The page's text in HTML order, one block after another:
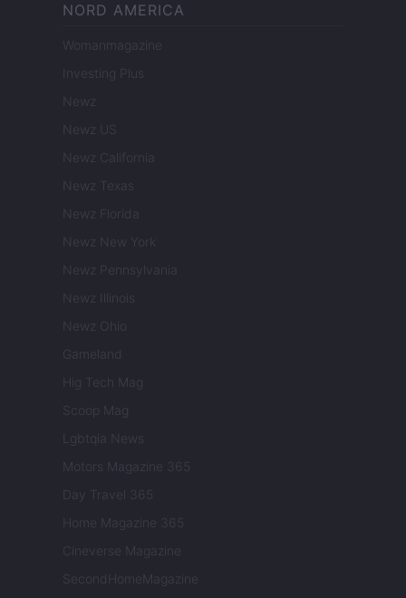
NORD AMERICA
Womanmagazine
Investing Plus
Newz
Newz US
Newz California
Newz Texas
Newz Florida
Newz New York
Newz Pennsylvania
Newz Illinois
Newz Ohio
Gameland
Hig Tech Mag
Scoop Mag
Lgbtqia News
Motors Magazine 365
Day Travel 365
Home Magazine 365
Cineverse Magazine
SecondHomeMagazine